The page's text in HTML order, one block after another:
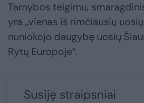
Tarnybos teigimu,
yra „vienas iš rimčiausių uosių
nuniokojo daugybę uosių
Rytų Europoje“.
Susiję straipsniai